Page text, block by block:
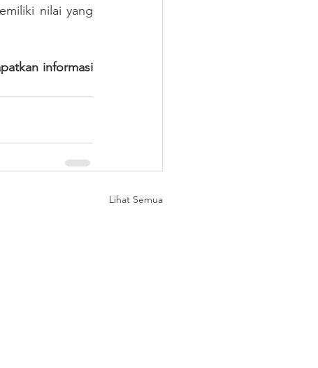
nilai yang
informasi
Lihat Semua